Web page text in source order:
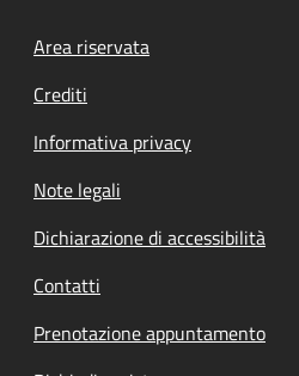
Footer menu
Area riservata
Crediti
Informativa privacy
Note legali
Dichiarazione di accessibilità
Contatti
Prenotazione appuntamento